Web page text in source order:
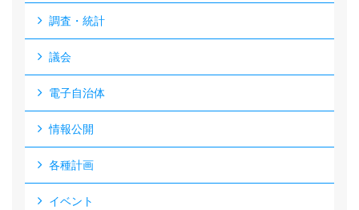
調査・統計
議会
電子自治体
情報公開
各種計画
イベント